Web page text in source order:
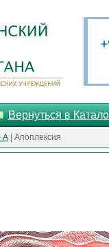
Вернуться в
А | Апоплексия